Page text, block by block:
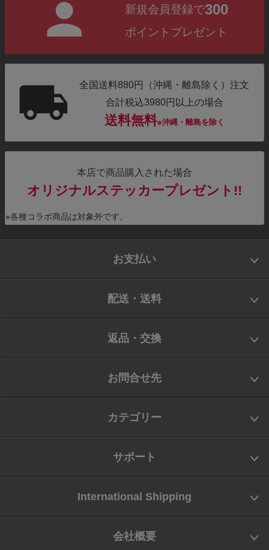
新規会員登録で300
ポイントプレゼント
全国送料880円（沖縄・離島除く）注文
合計税込3980円以上の場合
送料無料※沖縄・離島を除く
本店で商品購入された場合
オリジナルステッカープレゼント!!
※各種コラボ商品は対象外です。
お支払い
配送・送料
返品・交換
お問合せ先
カテゴリー
サポート
International Shipping
会社概要